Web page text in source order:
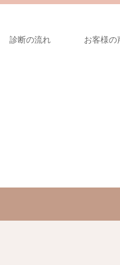
診断の流れ お客様の